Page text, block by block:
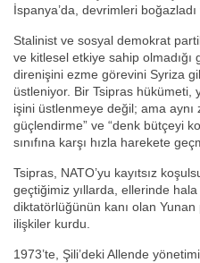
İspanya’da, devrimleri
Stalinist ve sosyal demokrat
ve kitlesel etkiye sahip olmadığı
direnişini ezme görevini Syriza
üstleniyor. Bir Tsipras hükümeti,
işini üstlenmeye değil; ama
güçlendirme” ve “denk bütçeyi
sınıfına karşı hızla harekete
Tsipras, NATO’yu kayıtsız
geçtiğimiz yıllarda, ellerinde
diktatörlüğünün kanı olan
ilişkiler kurdu.
1973’te, Şili’deki Allende